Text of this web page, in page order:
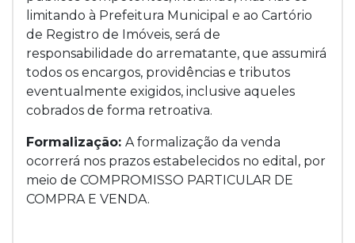
limitando à Prefeitura Municipal e ao Cartório
de Registro de Imóveis, será de
responsabilidade do arrematante, que assumirá
todos os encargos, providências e tributos
eventualmente exigidos, inclusive aqueles
cobrados de forma retroativa.
Formalização: A formalização da venda
ocorrerá nos prazos estabelecidos no edital, por
meio de COMPROMISSO PARTICULAR DE
COMPRA E VENDA.